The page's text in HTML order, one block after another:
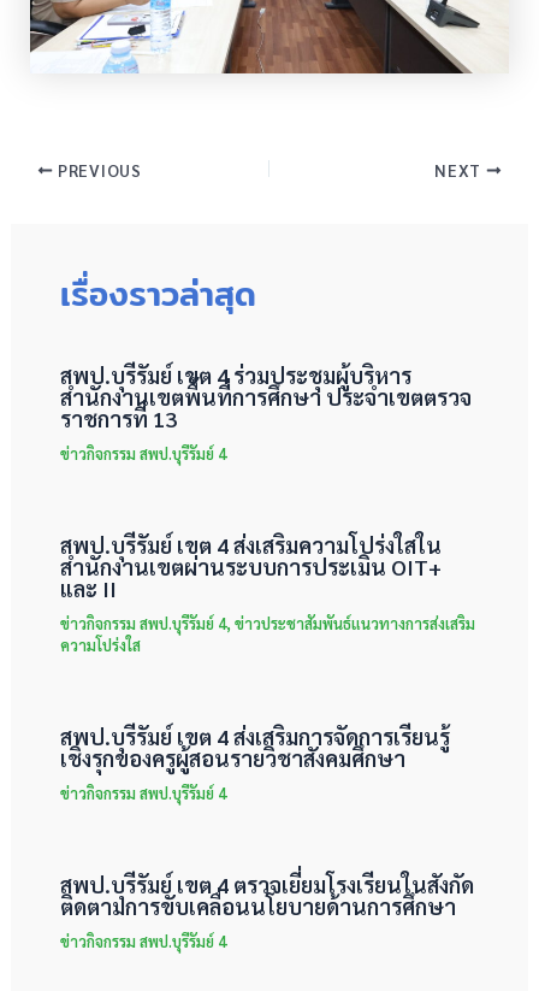
PREVIOUS NEXT
เรื่องราวล่าสุด
สพป.บุรีรัมย์ เขต 4 ร่วมประชุมผู้บริหาร
สำนักงานเขตพื้นที่การศึกษา ประจำเขตตรวจ
ราชการที่ 13
ข่าวกิจกรรม สพป.บุรีรัมย์ 4
สพป.บุรีรัมย์ เขต 4 ส่งเสริมความโปร่งใสใน
สำนักงานเขตผ่านระบบการประเมิน OIT+
และ II
ข่าวกิจกรรม สพป.บุรีรัมย์ 4, ข่าวประชาสัมพันธ์แนวทางการส่งเสริม
ความโปร่งใส
สพป.บุรีรัมย์ เขต 4 ส่งเสริมการจัดการเรียนรู้
เชิงรุกของครูผู้สอนรายวิชาสังคมศึกษา
ข่าวกิจกรรม สพป.บุรีรัมย์ 4
สพป.บุรีรัมย์ เขต 4 ตรวจเยี่ยมโรงเรียนในสังกัด
ติดตามการขับเคลื่อนนโยบายด้านการศึกษา
ข่าวกิจกรรม สพป.บุรีรัมย์ 4